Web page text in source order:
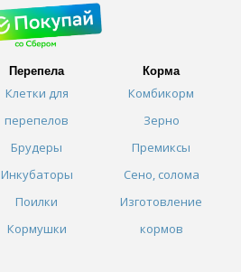
Перепела
Клетки для
перепелов
Брудеры
Инкубаторы
Поилки
Кормушки
Корма
Комбикорм
Зерно
Премиксы
Сено, солома
Изготовление
кормов